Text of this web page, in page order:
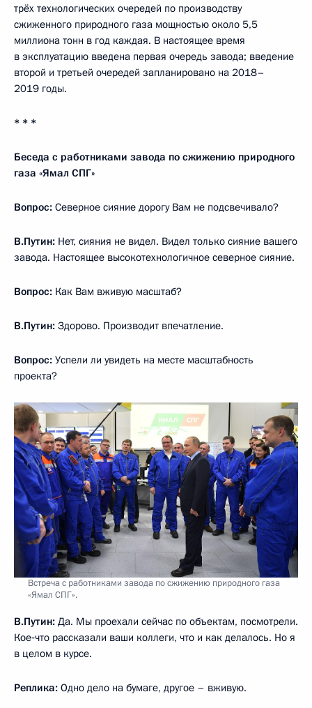
трёх технологических очередей по производству
сжиженного природного газа мощностью около 5,5
миллиона тонн в год каждая. В настоящее время
в эксплуатацию введена первая очередь завода; введение
второй и третьей очередей запланировано на 2018–
2019 годы.
* * *
Беседа с работниками завода по сжижению природного
газа «Ямал СПГ»
Вопрос: Северное сияние дорогу Вам не подсвечивало?
В.Путин: Нет, сияния не видел. Видел только сияние вашего
завода. Настоящее высокотехнологичное северное сияние.
Вопрос: Как Вам вживую масштаб?
В.Путин: Здорово. Производит впечатление.
Вопрос: Успели ли увидеть на месте масштабность
проекта?
Встреча с работниками завода по сжижению природного газа
«Ямал СПГ».
В.Путин: Да. Мы проехали сейчас по объектам, посмотрели.
Кое‑что рассказали ваши коллеги, что и как делалось. Но я
в целом в курсе.
Реплика: Одно дело на бумаге, другое – вживую.